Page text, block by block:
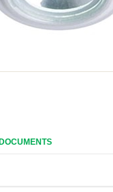
DOCUMENTS